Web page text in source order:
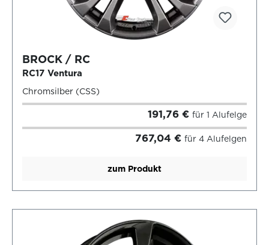
BROCK / RC
RC17 Ventura
Chromsilber (CSS)
191,76 € für 1 Alufelge
767,04 € für 4 Alufelgen
zum Produkt